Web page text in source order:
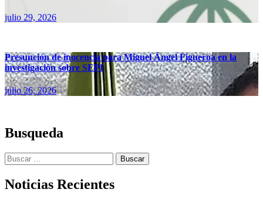
julio 29, 2026
Presunción de inocencia para Miguel Ángel Figueroa en la
investigación sobre SEPI
julio 26, 2026
Busqueda
Buscar:
Noticias Recientes